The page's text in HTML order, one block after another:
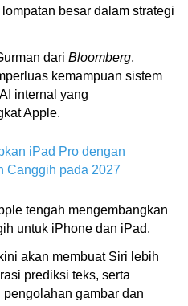
besar dalam strategi
dari Bloomberg,
kemampuan sistem
AI internal yang
Apple.
iPad Pro dengan
Canggih pada 2027
tengah mengembangkan
untuk iPhone dan iPad.
akan membuat Siri lebih
prediksi teks, serta
gambar dan